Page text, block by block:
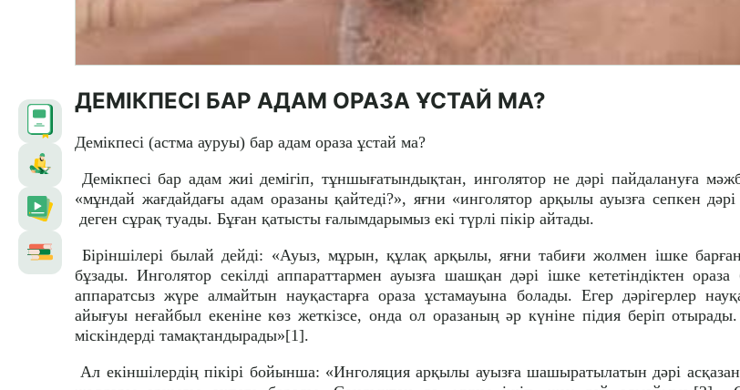
ДЕМІКПЕСІ БАР АДАМ ОРАЗА ҰСТАЙ МА?
Демікпесі (астма ауруы) бар адам ораза ұстай ма?
Демікпесі бар адам жиі демігіп, тұншығатындықтан, инголятор не дәрі пайдалануға
«мұндай жағдайдағы адам оразаны қайтеді?», яғни «инголятор арқылы ауызға сепкен
деген сұрақ туады. Бұған қатысты ғалымдарымыз екі түрлі пікір айтады.
Біріншілері былай дейді: «Ауыз, мұрын, құлақ арқылы, яғни табиғи жолмен ішке
бұзады. Инголятор секілді аппараттармен ауызға шашқан дәрі ішке кететіндіктен
аппаратсыз жүре алмайтын науқастарға ораза ұстамауына болады. Егер дәрігерлер
айығуы неғайбыл екеніне көз жеткізсе, онда ол оразаның әр күніне підия беріп
міскіндерді тамақтандырады»[1].
Ал екіншілердің пікірі бойынша: «Инголяция арқылы ауызға шашыратылатын дәрі